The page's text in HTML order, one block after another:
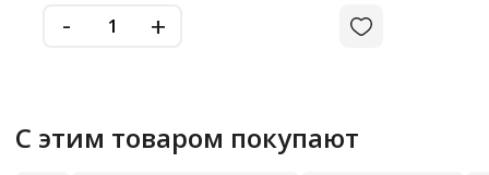
- +
С этим товаром покупают